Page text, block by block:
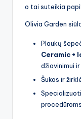
o tai suteikia
Olivia Garden
Plaukų
Ceramic +
džiovinimui
Šukos ir
procedūroms.